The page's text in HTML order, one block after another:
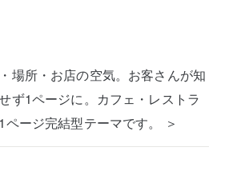
場所・お店の空気。お客さんが知
ず1ページに。カフェ・レストラ
ージ完結型テーマです。 ＞